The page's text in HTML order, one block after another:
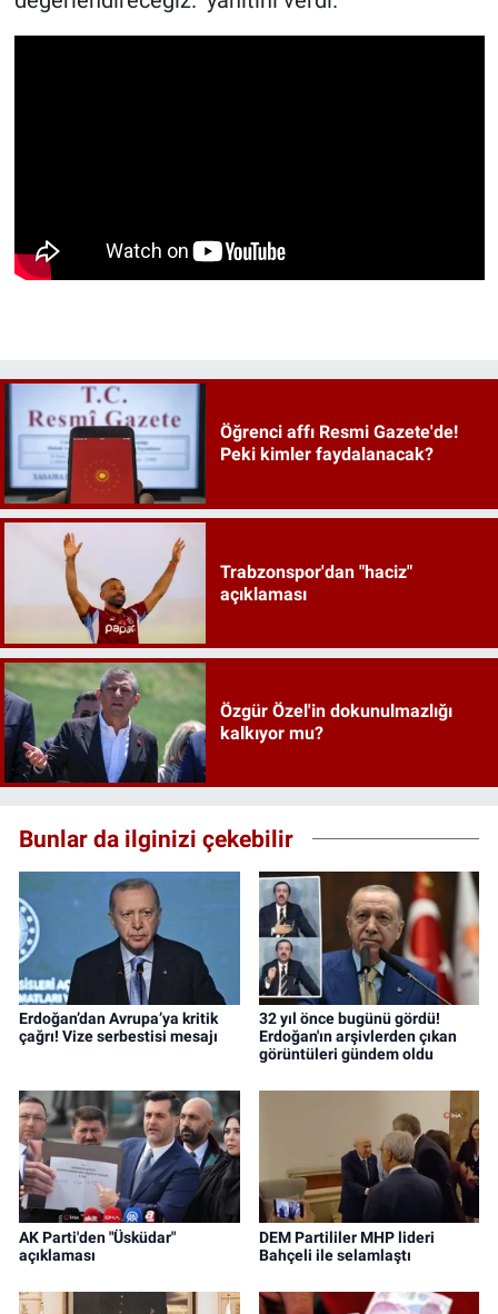
Öğrenci affı Resmi Gazete'de!
Peki kimler faydalanacak?
Trabzonspor'dan "haciz"
açıklaması
Özgür Özel'in dokunulmazlığı
kalkıyor mu?
Bunlar da ilginizi çekebilir
Erdoğan’dan Avrupa’ya kritik
çağrı! Vize serbestisi mesajı
32 yıl önce bugünü gördü!
Erdoğan'ın arşivlerden çıkan
görüntüleri gündem oldu
AK Parti'den "Üsküdar"
açıklaması
DEM Partililer MHP lideri
Bahçeli ile selamlaştı